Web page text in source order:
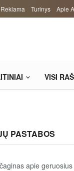
Reklama Turinys Apie
VISI
PASTABOS
apie